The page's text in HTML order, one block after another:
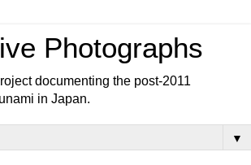
Photographs
documenting the post-2011
in Japan.
▼